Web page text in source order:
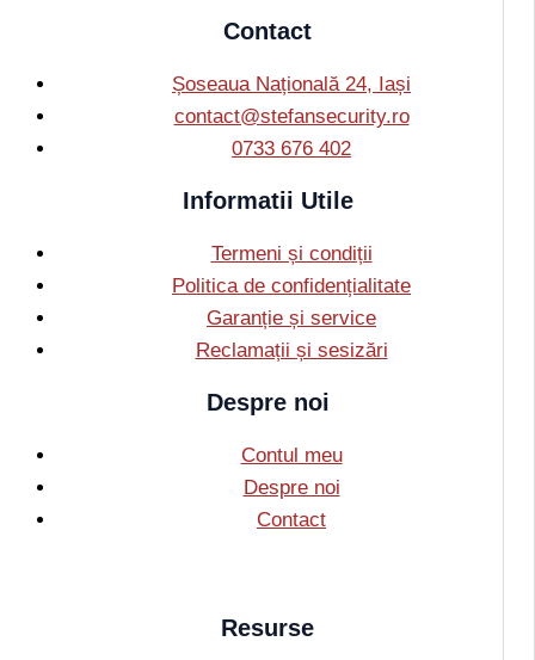
Contact
Șoseaua Națională 24, Iași
contact@stefansecurity.ro
0733 676 402
Informatii Utile
Termeni și condiții
Politica de confidențialitate
Garanție și service
Reclamații și sesizări
Despre noi
Contul meu
Despre noi
Contact
Resurse